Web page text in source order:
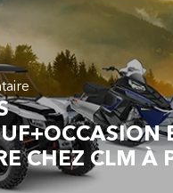
CHEZ CLM À